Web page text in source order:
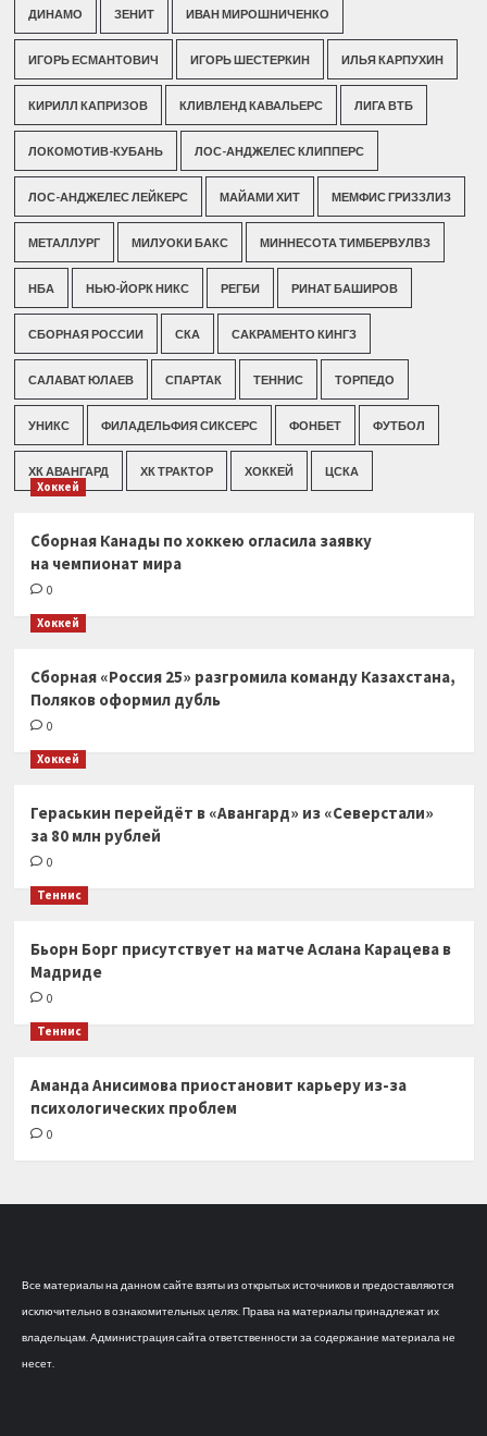
ДИНАМО ЗЕНИТ ИВАН МИРОШНИЧЕНКО
ИГОРЬ ЕСМАНТОВИЧ ИГОРЬ ШЕСТЕРКИН ИЛЬЯ КАРПУХИН
КИРИЛЛ КАПРИЗОВ КЛИВЛЕНД КАВАЛЬЕРС ЛИГА ВТБ
ЛОКОМОТИВ-КУБАНЬ ЛОС-АНДЖЕЛЕС КЛИППЕРС
ЛОС-АНДЖЕЛЕС ЛЕЙКЕРС МАЙАМИ ХИТ МЕМФИС ГРИЗЗЛИЗ
МЕТАЛЛУРГ МИЛУОКИ БАКС МИННЕСОТА ТИМБЕРВУЛВЗ
НБА НЬЮ-ЙОРК НИКС РЕГБИ РИНАТ БАШИРОВ
СБОРНАЯ РОССИИ СКА САКРАМЕНТО КИНГЗ
САЛАВАТ ЮЛАЕВ СПАРТАК ТЕННИС ТОРПЕДО
УНИКС ФИЛАДЕЛЬФИЯ СИКСЕРС ФОНБЕТ ФУТБОЛ
ХК АВАНГАРД ХК ТРАКТОР ХОККЕЙ ЦСКА
Хоккей
Сборная Канады по хоккею огласила заявку
на чемпионат мира
0
Хоккей
Сборная «Россия 25» разгромила команду Казахстана,
Поляков оформил дубль
0
Хоккей
Гераськин перейдёт в «Авангард» из «Северстали»
за 80 млн рублей
0
Теннис
Бьорн Борг присутствует на матче Аслана Карацева в
Мадриде
0
Теннис
Аманда Анисимова приостановит карьеру из-за
психологических проблем
0
Все материалы на данном сайте взяты из открытых источников и предоставляются
исключительно в ознакомительных целях. Права на материалы принадлежат их
владельцам. Администрация сайта ответственности за содержание материала не
несет.